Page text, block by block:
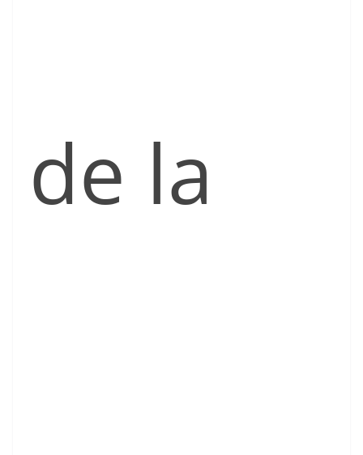
de la